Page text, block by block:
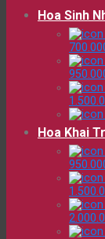
Hoa Sinh
Hoa Khai